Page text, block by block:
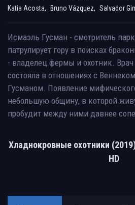
Katia Acosta,
Bruno Vázquez, Salvador
Исмаэль Гусман - смотритель
патрулирует гору в поисках
- владелец фермы и охотник. Врач
состояла в отношениях с
Гусманом. Появление
небольшую общину, в которой
пробудит между ними давнее
Хладнокровные охотники
HD